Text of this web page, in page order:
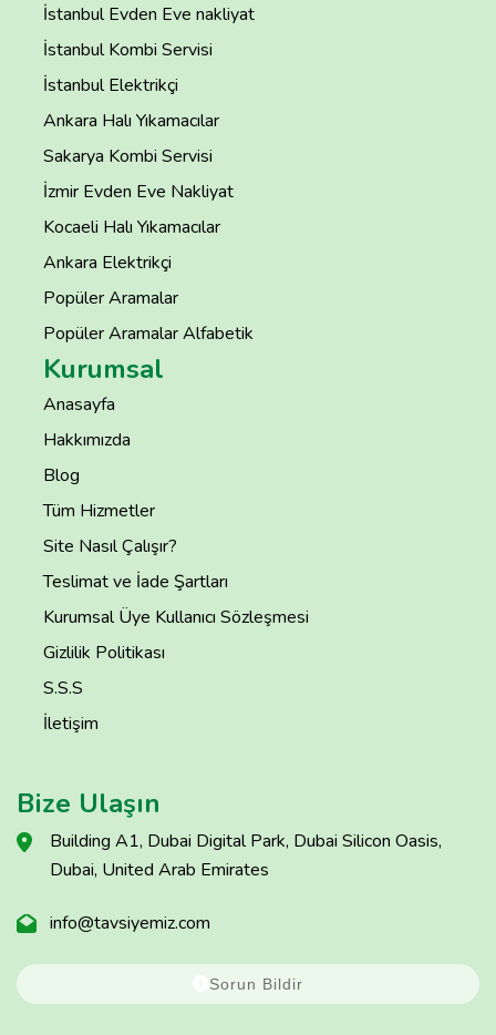
İstanbul Evden Eve nakliyat
İstanbul Kombi Servisi
İstanbul Elektrikçi
Ankara Halı Yıkamacılar
Sakarya Kombi Servisi
İzmir Evden Eve Nakliyat
Kocaeli Halı Yıkamacılar
Ankara Elektrikçi
Popüler Aramalar
Popüler Aramalar Alfabetik
Kurumsal
Anasayfa
Hakkımızda
Blog
Tüm Hizmetler
Site Nasıl Çalışır?
Teslimat ve İade Şartları
Kurumsal Üye Kullanıcı Sözleşmesi
Gizlilik Politikası
S.S.S
İletişim
Bize Ulaşın
Building A1, Dubai Digital Park, Dubai Silicon Oasis,
Dubai, United Arab Emirates
info@tavsiyemiz.com
Sorun Bildir